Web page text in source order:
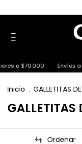
a $70.000 Envíos a
Inicio . GALLETITAS
GALLETITAS
Ordenar